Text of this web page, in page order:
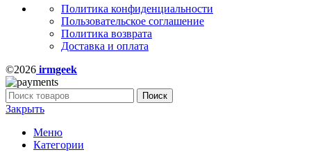
Политика конфиденциальности
Пользовательское соглашение
Политика возврата
Доставка и оплата
©2026 irmgeek
Поиск
Закрыть
Меню
Категории